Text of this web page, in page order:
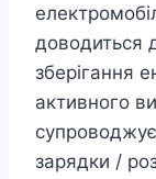
доводиться
зберігання
активного
зарядки /